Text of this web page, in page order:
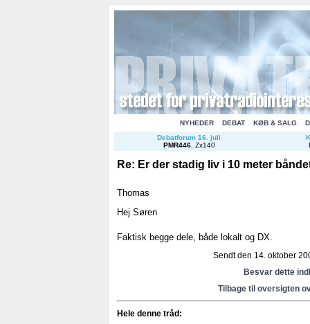
NYHEDER DEBAT KØB & SALG
Debatforum 16. juli
PMR446. Zx140
Re: Er der stadig liv i 10 meter
Thomas
Hej Søren
Faktisk begge dele, både lokalt og DX.
Sendt den 14. oktober
Besvar dette
Tilbage til oversigten
Hele denne tråd: